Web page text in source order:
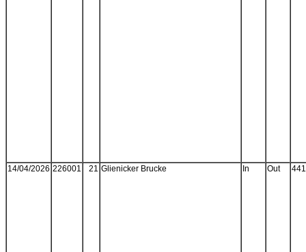
14/04/2026 226001 21 Glienicker Brucke In Out 441